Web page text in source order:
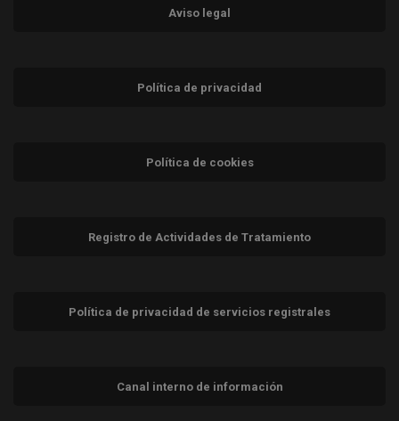
Aviso legal
Política de privacidad
Política de cookies
Registro de Actividades de Tratamiento
Política de privacidad de servicios registrales
Canal interno de información